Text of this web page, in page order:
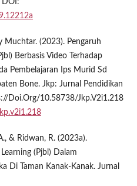
Muchtar. (2023). Pengaruh
Berbasis Video Terhadap
Pembelajaran Ips Murid Sd
Bone. Jkp: Jurnal Pendidikan
Doi.Org/10.58738/Jkp.V2i1.218
& Ridwan, R. (2023a).
(Pjbl) Dalam
Di Taman Kanak-Kanak. Jurnal